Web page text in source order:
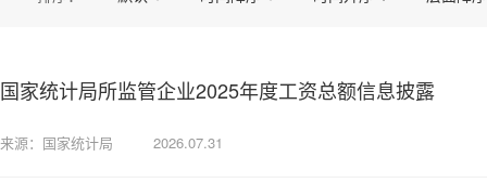
国家统计局所监管企业2025年度工资总额信息披露
来源：国家统计局 2026.07.31